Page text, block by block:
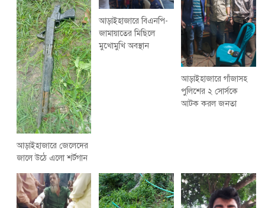
আড়াইহাজারে জেলেদের
জালে উঠে এলো শর্টগান
আড়াইহাজারে বিএনপি-
জামায়াতের মিছিলে
মুখোমুখি অবস্থান
আড়াইহাজারে গাঁজাসহ
পুলিশের ২ সোর্সকে
আটক করল জনতা